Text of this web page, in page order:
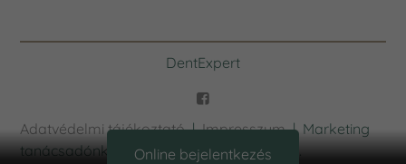
DentExpert
Adatvédelmi tájékoztató|Impresszum| Marketing
tanácsadónk: Marketing Professzorok Kft.
Online bejelentkezés